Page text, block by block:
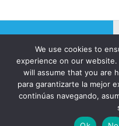
AUTOGIRO/el giro del arte
Funciona con -
We use cookies to
experience on our
will assume that you are
para garantizarte la mejor
continúas navegando,